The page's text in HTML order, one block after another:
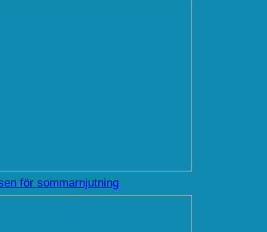
för sommarnjutning